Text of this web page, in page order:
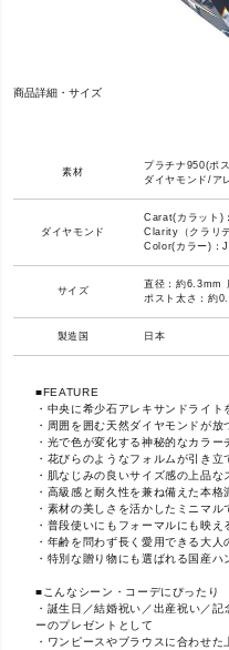
商品詳細・サイズ
素材
プラチナ950(ポ
ダイヤモンド/ア
ダイヤモンド
Carat(カラット)
Clarity（クラリ
Color(カラー)：
サイズ
直径：約6.3mm
ポスト太さ：約
製造国 日本
■FEATURE
・中央に希少石アレキサンドライ
・周囲を囲む天然ダイヤモンドが放
・光で色が変化する神秘的なカラー
・花びらのようなフォルムが引き立
・肌なじみの良いサイズ感の上品な
・高級感と耐久性を兼ね備えた本格
・素材の美しさを活かしたミニマル
・普段使いにもフォーマルにも映え
・年齢を問わず長く愛用できる大人
・特別な贈り物にも選ばれる国産ハ
■こんなシーン・コーデにぴったり
・誕生日／結婚祝い／出産祝い／
ーのプレゼントとして
・ワンピースやブラウスに合わせ